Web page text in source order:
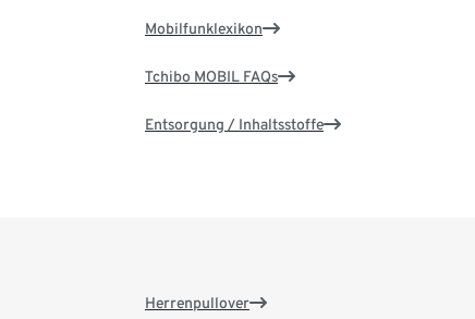
Mobilfunklexikon
Tchibo MOBIL FAQs
Entsorgung / Inhaltsstoffe
Herrenpullover